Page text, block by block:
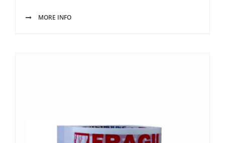
MORE INFO